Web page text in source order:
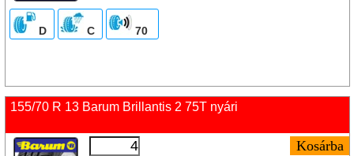
D C 70
155/70 R 13 Barum Brillantis 2 75T nyári